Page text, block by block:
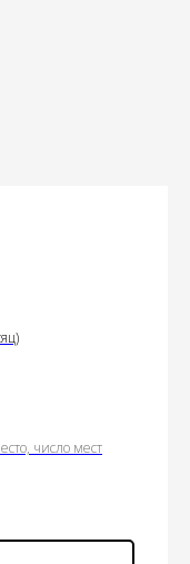
число мест